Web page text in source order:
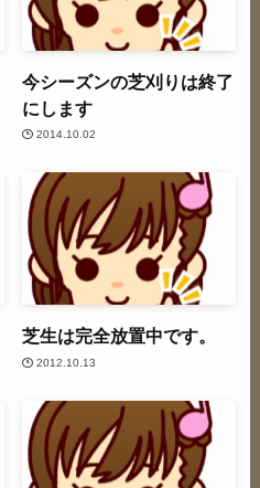
今シーズンの芝刈りは終了
にします
2014.10.02
芝生は完全放置中です。
2012.10.13